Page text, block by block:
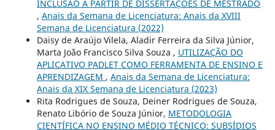
INCLUSÃO A PARTIR DE DISSERTAÇÕES DE MESTRADO
, Anais da Semana de Licenciatura: Anais da XVIII
Semana de Licenciatura (2022)
Daisy de Araújo Vilela, Aladir Ferreira da Silva Júnior,
Marta João Francisco Silva Souza , UTILIZAÇÃO DO
APLICATIVO PADLET COMO FERRAMENTA DE ENSINO E
APRENDIZAGEM , Anais da Semana de Licenciatura:
Anais da XIX Semana de Licenciatura (2023)
Rita Rodrigues de Souza, Deiner Rodrigues de Souza,
Renato Libório de Souza Júnior, METODOLOGIA
CIENTÍFICA NO ENSINO MÉDIO TÉCNICO: SUBSÍDIOS